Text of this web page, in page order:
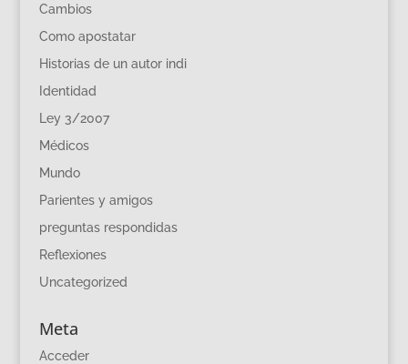
Cambios
Como apostatar
Historias de un autor indi
Identidad
Ley 3/2007
Médicos
Mundo
Parientes y amigos
preguntas respondidas
Reflexiones
Uncategorized
Meta
Acceder